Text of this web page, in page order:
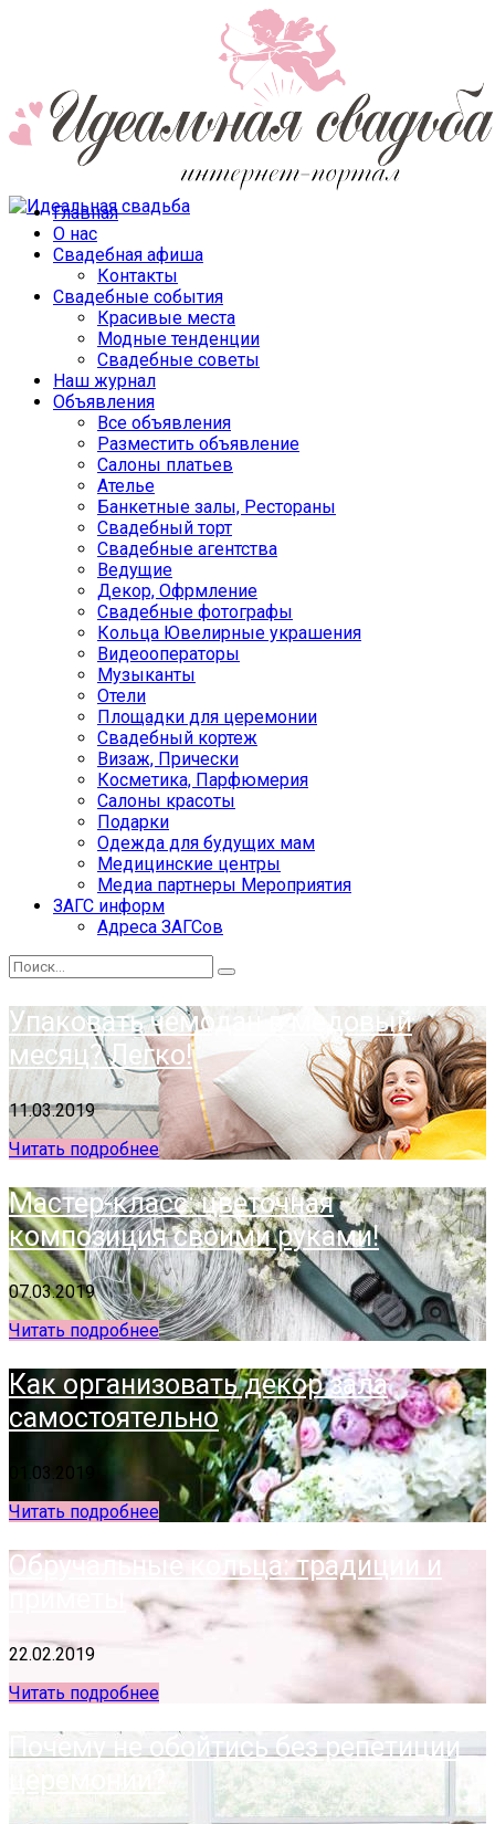
Главная
О нас
Свадебная афиша
Контакты
Свадебные события
Красивые места
Модные тенденции
Свадебные советы
Наш журнал
Объявления
Все объявления
Разместить объявление
Салоны платьев
Ателье
Банкетные залы, Рестораны
Свадебный торт
Свадебные агентства
Ведущие
Декор, Офрмление
Свадебные фотографы
Кольца Ювелирные украшения
Видеооператоры
Музыканты
Отели
Площадки для церемонии
Свадебный кортеж
Визаж, Прически
Косметика, Парфюмерия
Салоны красоты
Подарки
Одежда для будущих мам
Медицинские центры
Медиа партнеры Мероприятия
ЗАГС информ
Адреса ЗАГСов
Упаковать чемодан в медовый
месяц? Легко!
11.03.2019
Читать подробнее
Мастер-класс: цветочная
композиция своими руками!
07.03.2019
Читать подробнее
Как организовать декор зала
самостоятельно
01.03.2019
Читать подробнее
Обручальные кольца: традиции и
приметы
22.02.2019
Читать подробнее
Почему не обойтись без репетиции
церемонии?